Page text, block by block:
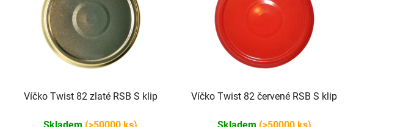
Víčko Twist 82 zlaté RSB S klip Víčko Twist 82 červené RSB S klip